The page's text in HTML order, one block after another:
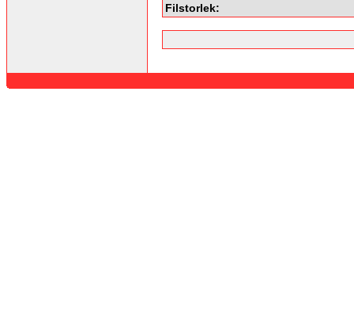
Filstorlek: